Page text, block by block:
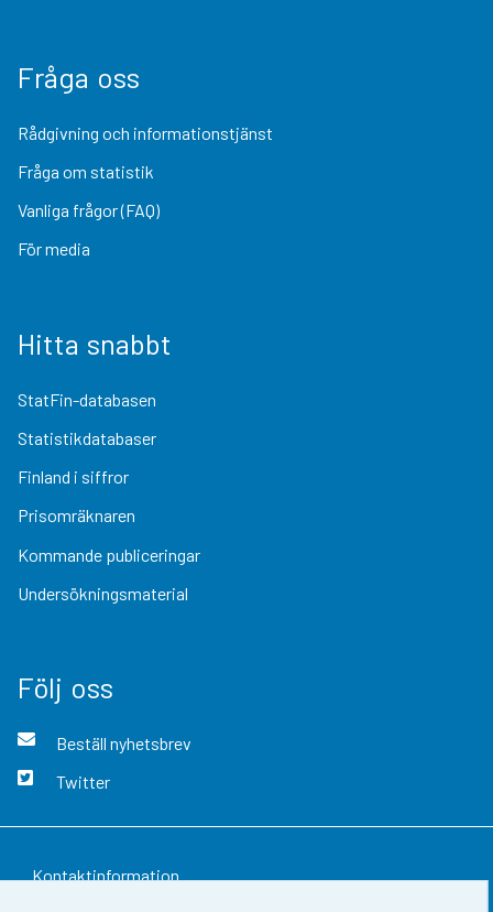
Fråga oss
Rådgivning och informationstjänst
Fråga om statistik
Vanliga frågor (FAQ)
För media
Hitta snabbt
StatFin-databasen
Statistikdatabaser
Finland i siffror
Prisomräknaren
Kommande publiceringar
Undersökningsmaterial
Följ oss
Beställ nyhetsbrev
Twitter
Kontaktinformation